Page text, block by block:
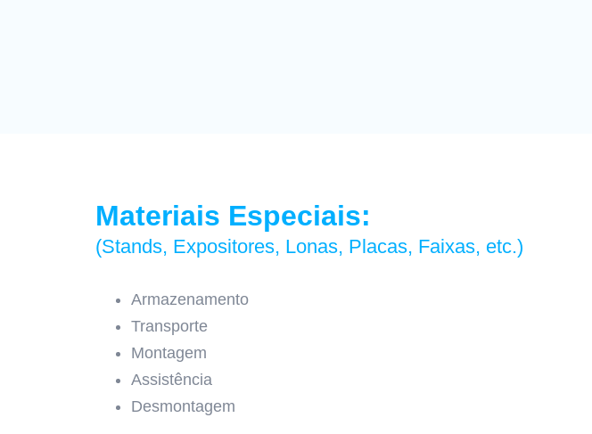
Materiais Especiais:
(Stands, Expositores, Lonas, Placas, Faixas, etc.)
Armazenamento
Transporte
Montagem
Assistência
Desmontagem